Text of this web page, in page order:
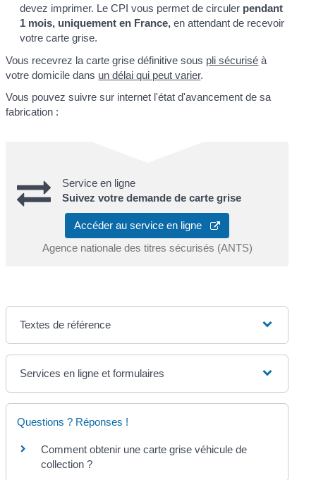
devez imprimer. Le CPI vous permet de circuler pendant
1 mois, uniquement en France, en attendant de recevoir
votre carte grise.
Vous recevrez la carte grise définitive sous pli sécurisé à
votre domicile dans un délai qui peut varier.
Vous pouvez suivre sur internet l'état d'avancement de sa
fabrication :
Service en ligne
Suivez votre demande de carte grise
Accéder au service en ligne
Agence nationale des titres sécurisés (ANTS)
Textes de référence
Services en ligne et formulaires
Questions ? Réponses !
Comment obtenir une carte grise véhicule de
collection ?